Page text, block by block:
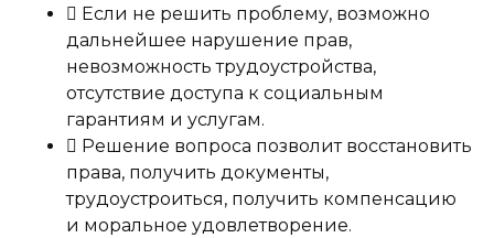
Если не решить проблему, возможно
дальнейшее нарушение прав,
невозможность трудоустройства,
отсутствие доступа к социальным
гарантиям и услугам.
Решение вопроса позволит восстановить
права, получить документы,
трудоустроиться, получить компенсацию
и моральное удовлетворение.